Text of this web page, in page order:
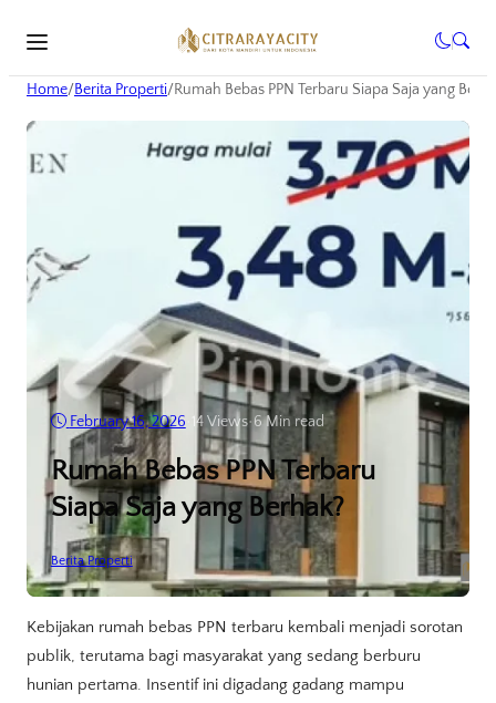
Home/Berita Properti/Rumah Bebas PPN Terbaru Siapa Saja yang
February 16, 2026 14Views•6 Min read
Rumah Bebas PPN Terbaru
Siapa Saja yang Berhak?
Berita Properti
Kebijakan rumah bebas PPN terbaru kembali menjadi sorotan
publik, terutama bagi masyarakat yang sedang berburu
hunian pertama. Insentif ini digadang gadang mampu